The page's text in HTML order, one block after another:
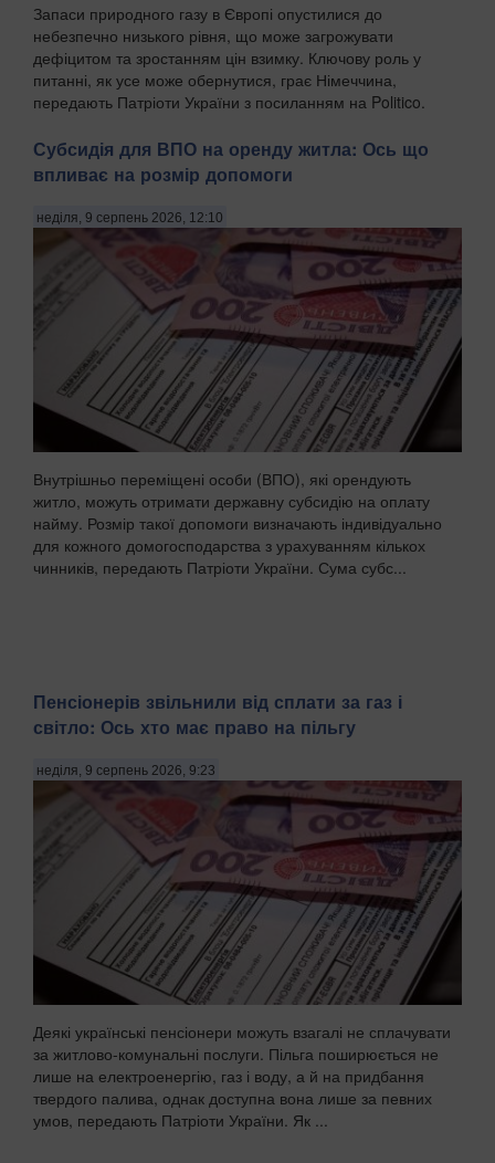
Запаси природного газу в Європі опустилися до
небезпечно низького рівня, що може загрожувати
дефіцитом та зростанням цін взимку. Ключову роль у
питанні, як усе може обернутися, грає Німеччина,
передають Патріоти України з посиланням на Politico.
Субсидія для ВПО на оренду житла: Ось що
впливає на розмір допомоги
неділя, 9 серпень 2026, 12:10
Внутрішньо переміщені особи (ВПО), які орендують
житло, можуть отримати державну субсидію на оплату
найму. Розмір такої допомоги визначають індивідуально
для кожного домогосподарства з урахуванням кількох
чинників, передають Патріоти України. Сума субс...
Пенсіонерів звільнили від сплати за газ і
світло: Ось хто має право на пільгу
неділя, 9 серпень 2026, 9:23
Деякі українські пенсіонери можуть взагалі не сплачувати
за житлово-комунальні послуги. Пільга поширюється не
лише на електроенергію, газ і воду, а й на придбання
твердого палива, однак доступна вона лише за певних
умов, передають Патріоти України. Як ...